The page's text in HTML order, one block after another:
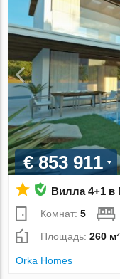
€ 853 911
Вилла 4+1 в
Комнат:5
Площадь:260 м²
Orka Homes